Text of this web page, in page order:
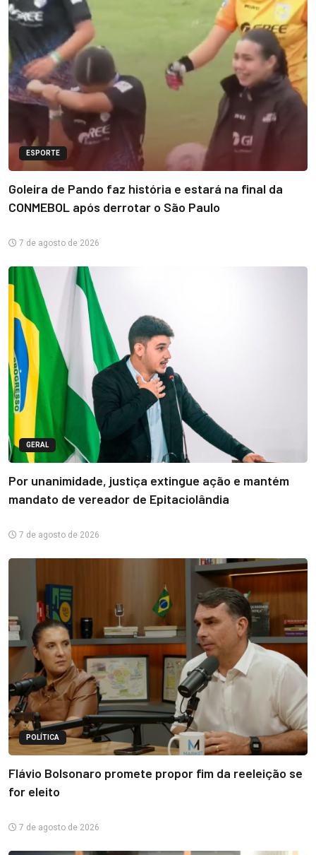
ESPORTE
Goleira de Pando faz história e estará na final da
CONMEBOL após derrotar o São Paulo
7 de agosto de 2026
GERAL
Por unanimidade, justiça extingue ação e mantém
mandato de vereador de Epitaciolândia
7 de agosto de 2026
POLÍTICA
Flávio Bolsonaro promete propor fim da reeleição se
for eleito
7 de agosto de 2026